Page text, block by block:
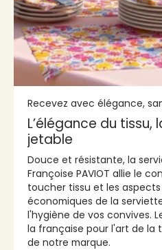
Recevez avec élégance,
L’élégance du
jetable
Douce et résistante, la
Françoise PAVIOT allie le
toucher tissu et les
économiques de la
l'hygiène de vos convives.
la française pour l'art de la
de notre marque.